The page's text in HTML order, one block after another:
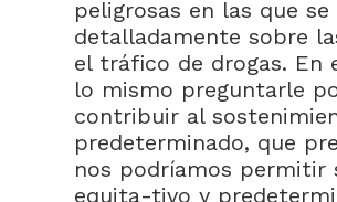
peligrosas en las que
detalladamente sobre
el tráfico de drogas. En
lo mismo preguntarle
contribuir al
predeterminado, que
nos podríamos permitir
equita-tivo y